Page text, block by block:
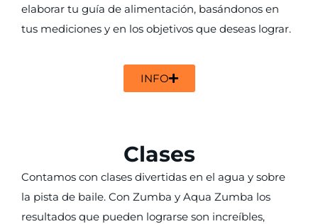
elaborar tu guía de alimentación, basándonos en
tus mediciones y en los objetivos que deseas lograr.
INFO
Clases
Contamos con clases divertidas en el agua y sobre
la pista de baile. Con Zumba y Aqua Zumba los
resultados que pueden lograrse son increíbles,